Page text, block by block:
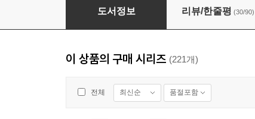
언니의 나라에선 누구도 시들지 않기 때문, -
도서정보 리뷰/한줄평 (30/90)
이 상품의 구매 시리즈 (221개)
전체 최신순 품절포함